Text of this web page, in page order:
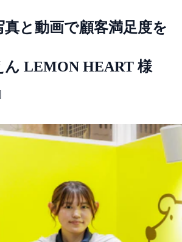
と動画で顧客満足度を
ん LEMON HEART 様